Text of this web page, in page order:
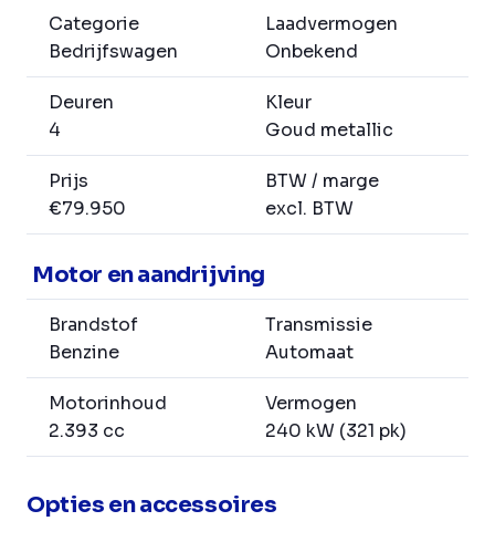
Categorie
Bedrijfswagen
Laadvermogen
Onbekend
Deuren
4
Kleur
Goud metallic
Prijs
€79.950
BTW / marge
excl. BTW
Motor en aandrijving
Brandstof
Benzine
Transmissie
Automaat
Motorinhoud
2.393 cc
Vermogen
240 kW (321 pk)
Opties en accessoires